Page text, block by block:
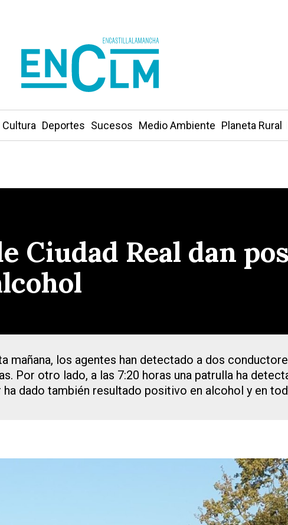
Cultura Deportes Sucesos Medio Ambiente Planeta Rural
Ciudad Real dan
mañana, los agentes han detectado a dos
Por otro lado, a las 7:20 horas una patrulla ha
dado también resultado positivo en alcohol y en